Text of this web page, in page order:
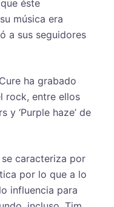
éste
música era
a sus seguidores
ha grabado
rock, entre ellos
y ‘Purple haze’ de
caracteriza por
por lo que a lo
influencia para